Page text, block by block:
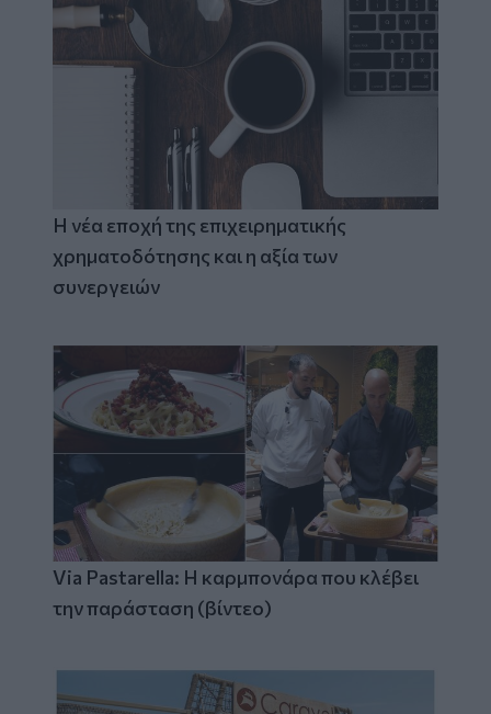
Η νέα εποχή της επιχειρηματικής
χρηματοδότησης και η αξία των
συνεργειών
Via Pastarella: Η καρμπονάρα που κλέβει
την παράσταση (βίντεο)